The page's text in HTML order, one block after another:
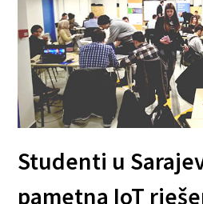
Studenti u
pametna IoT